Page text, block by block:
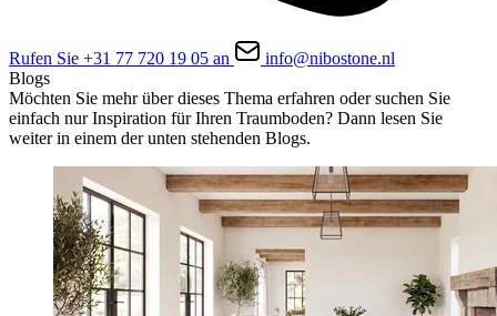
Rufen Sie +31 77 720 19 05 an
info@nibostone.nl
Blogs
Möchten Sie mehr über dieses Thema erfahren oder suchen Sie
einfach nur Inspiration für Ihren Traumboden? Dann lesen Sie
weiter in einem der unten stehenden Blogs.